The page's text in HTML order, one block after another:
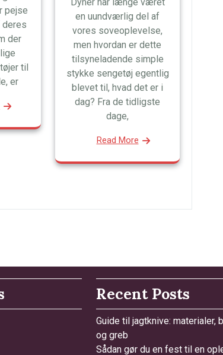
pejse
deres
der
til
er
en uundværlig del af
vores soveoplevelse,
men hvordan er dette
tilsyneladende simple
stykke sengetøj egentlig
blevet til, hvad det er i
dag? Fra de tidligste
dage,
Read More
Recent Posts
Guide til jagtknive: materialer,
og greb
Sådan gør du en fest til en